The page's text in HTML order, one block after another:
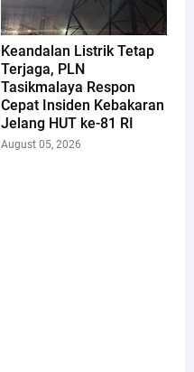
Keandalan Listrik Tetap
Terjaga, PLN
Tasikmalaya Respon
Cepat Insiden Kebakaran
Jelang HUT ke-81 RI
August 05, 2026